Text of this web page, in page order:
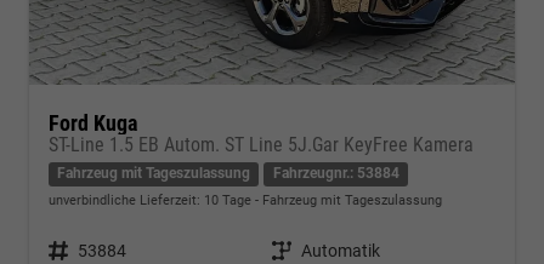
Ford Kuga
ST-Line 1.5 EB Autom. ST Line 5J.Gar KeyFree Kamera
Fahrzeug mit Tageszulassung Fahrzeugnr.: 53884
unverbindliche Lieferzeit: 10 Tage Fahrzeug mit Tageszulassung
Fahrzeugnr. 53884 Getriebe Automatik